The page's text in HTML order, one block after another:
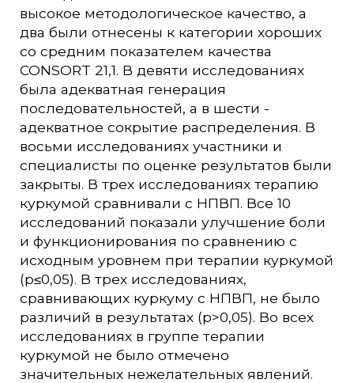
высокое методологическое качество, а
два были отнесены к категории хороших
со средним показателем качества
CONSORT 21,1. В девяти исследованиях
была адекватная генерация
последовательностей, а в шести -
адекватное сокрытие распределения. В
восьми исследованиях участники и
специалисты по оценке результатов были
закрыты. В трех исследованиях терапию
куркумой сравнивали с НПВП. Все 10
исследований показали улучшение боли
и функционирования по сравнению с
исходным уровнем при терапии куркумой
(p≤0,05). В трех исследованиях,
сравнивающих куркуму с НПВП, не было
различий в результатах (p>0,05). Во всех
исследованиях в группе терапии
куркумой не было отмечено
значительных нежелательных явлений.